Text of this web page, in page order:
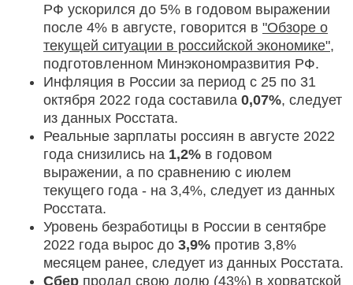
РФ ускорился до 5% в годовом выражении
после 4% в августе, говорится в "Обзоре о
текущей ситуации в российской экономике",
подготовленном Минэкономразвития РФ.
Инфляция в России за период с 25 по 31
октября 2022 года составила 0,07%, следует
из данных Росстата.
Реальные зарплаты россиян в августе 2022
года снизились на 1,2% в годовом
выражении, а по сравнению с июлем
текущего года - на 3,4%, следует из данных
Росстата.
Уровень безработицы в России в сентябре
2022 года вырос до 3,9% против 3,8%
месяцем ранее, следует из данных Росстата.
Сбер продал свою долю (43%) в хорватской